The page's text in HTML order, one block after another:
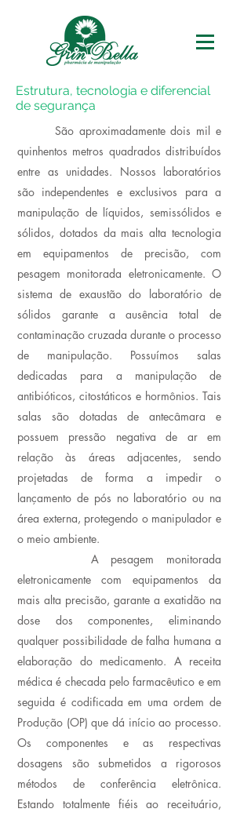
Estrutura, tecnologia e diferencial
de segurança
São aproximadamente dois mil e
quinhentos metros quadrados distribuídos
entre as unidades. Nossos laboratórios
são independentes e exclusivos para a
manipulação de líquidos, semissólidos e
sólidos, dotados da mais alta tecnologia
em equipamentos de precisão, com
pesagem monitorada eletronicamente. O
sistema de exaustão do laboratório de
sólidos garante a ausência total de
contaminação cruzada durante o processo
de manipulação. Possuímos salas
dedicadas para a manipulação de
antibióticos, citostáticos e hormônios. Tais
salas são dotadas de antecâmara e
possuem pressão negativa de ar em
relação às áreas adjacentes, sendo
projetadas de forma a impedir o
lançamento de pós no laboratório ou na
área externa, protegendo o manipulador e
o meio ambiente.
A pesagem monitorada
eletronicamente com equipamentos da
mais alta precisão, garante a exatidão na
dose dos componentes, eliminando
qualquer possibilidade de falha humana a
elaboração do medicamento. A receita
médica é checada pelo farmacêutico e em
seguida é codificada em uma ordem de
Produção (OP) que dá início ao processo.
Os componentes e as respectivas
dosagens são submetidos a rigorosos
métodos de conferência eletrônica.
Estando totalmente fiéis ao receituário,